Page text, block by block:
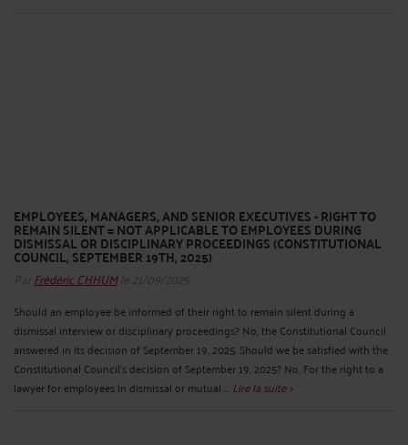
EMPLOYEES, MANAGERS, AND SENIOR EXECUTIVES - RIGHT TO
REMAIN SILENT = NOT APPLICABLE TO EMPLOYEES DURING
DISMISSAL OR DISCIPLINARY PROCEEDINGS (CONSTITUTIONAL
COUNCIL, SEPTEMBER 19TH, 2025)
Par Frédéric CHHUMle 21/09/2025
Should an employee be informed of their right to remain silent during a
dismissal interview or disciplinary proceedings? No, the Constitutional Council
answered in its decision of September 19, 2025. Should we be satisfied with the
Constitutional Council's decision of September 19, 2025? No. For the right to a
lawyer for employees in dismissal or mutual ... Lire la suite >